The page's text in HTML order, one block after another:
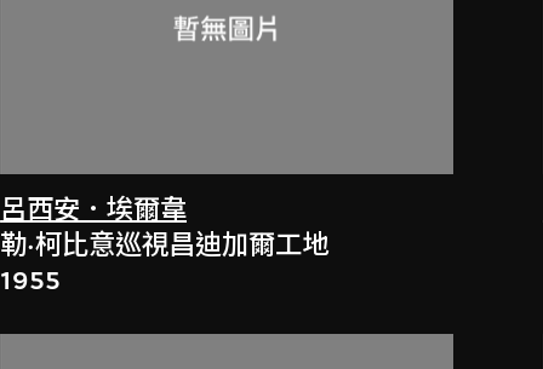
呂西安．埃爾韋
勒·柯比意巡視昌迪加爾工地
1955